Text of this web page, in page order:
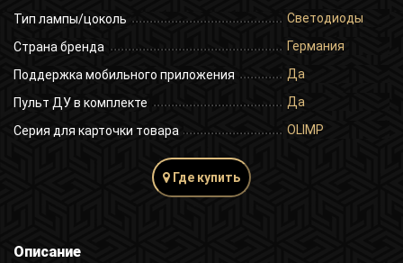
Тип лампы/цоколь Светодиоды
Страна бренда Германия
Поддержка мобильного приложения Да
Пульт ДУ в комплекте Да
Серия для карточки товара OLIMP
Где купить
Описание